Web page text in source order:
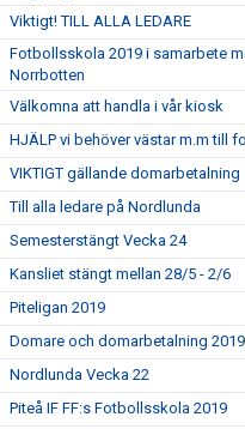
Viktigt! TILL ALLA LEDARE
Fotbollsskola 2019 i samarbete
Norrbotten
Välkomna att handla i vår kiosk
HJÄLP vi behöver västar m.m till
VIKTIGT gällande domarbetalning
Till alla ledare på Nordlunda
Semesterstängt Vecka 24
Kansliet stängt mellan 28/5 - 2/6
Piteligan 2019
Domare och domarbetalning 2019
Nordlunda Vecka 22
Piteå IF FF:s Fotbollsskola 2019